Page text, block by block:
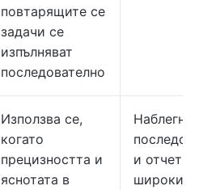
повтарящите се
задачи се
изпълняват
последователно
Използва се,
когато
прецизността и
яснотата в
и